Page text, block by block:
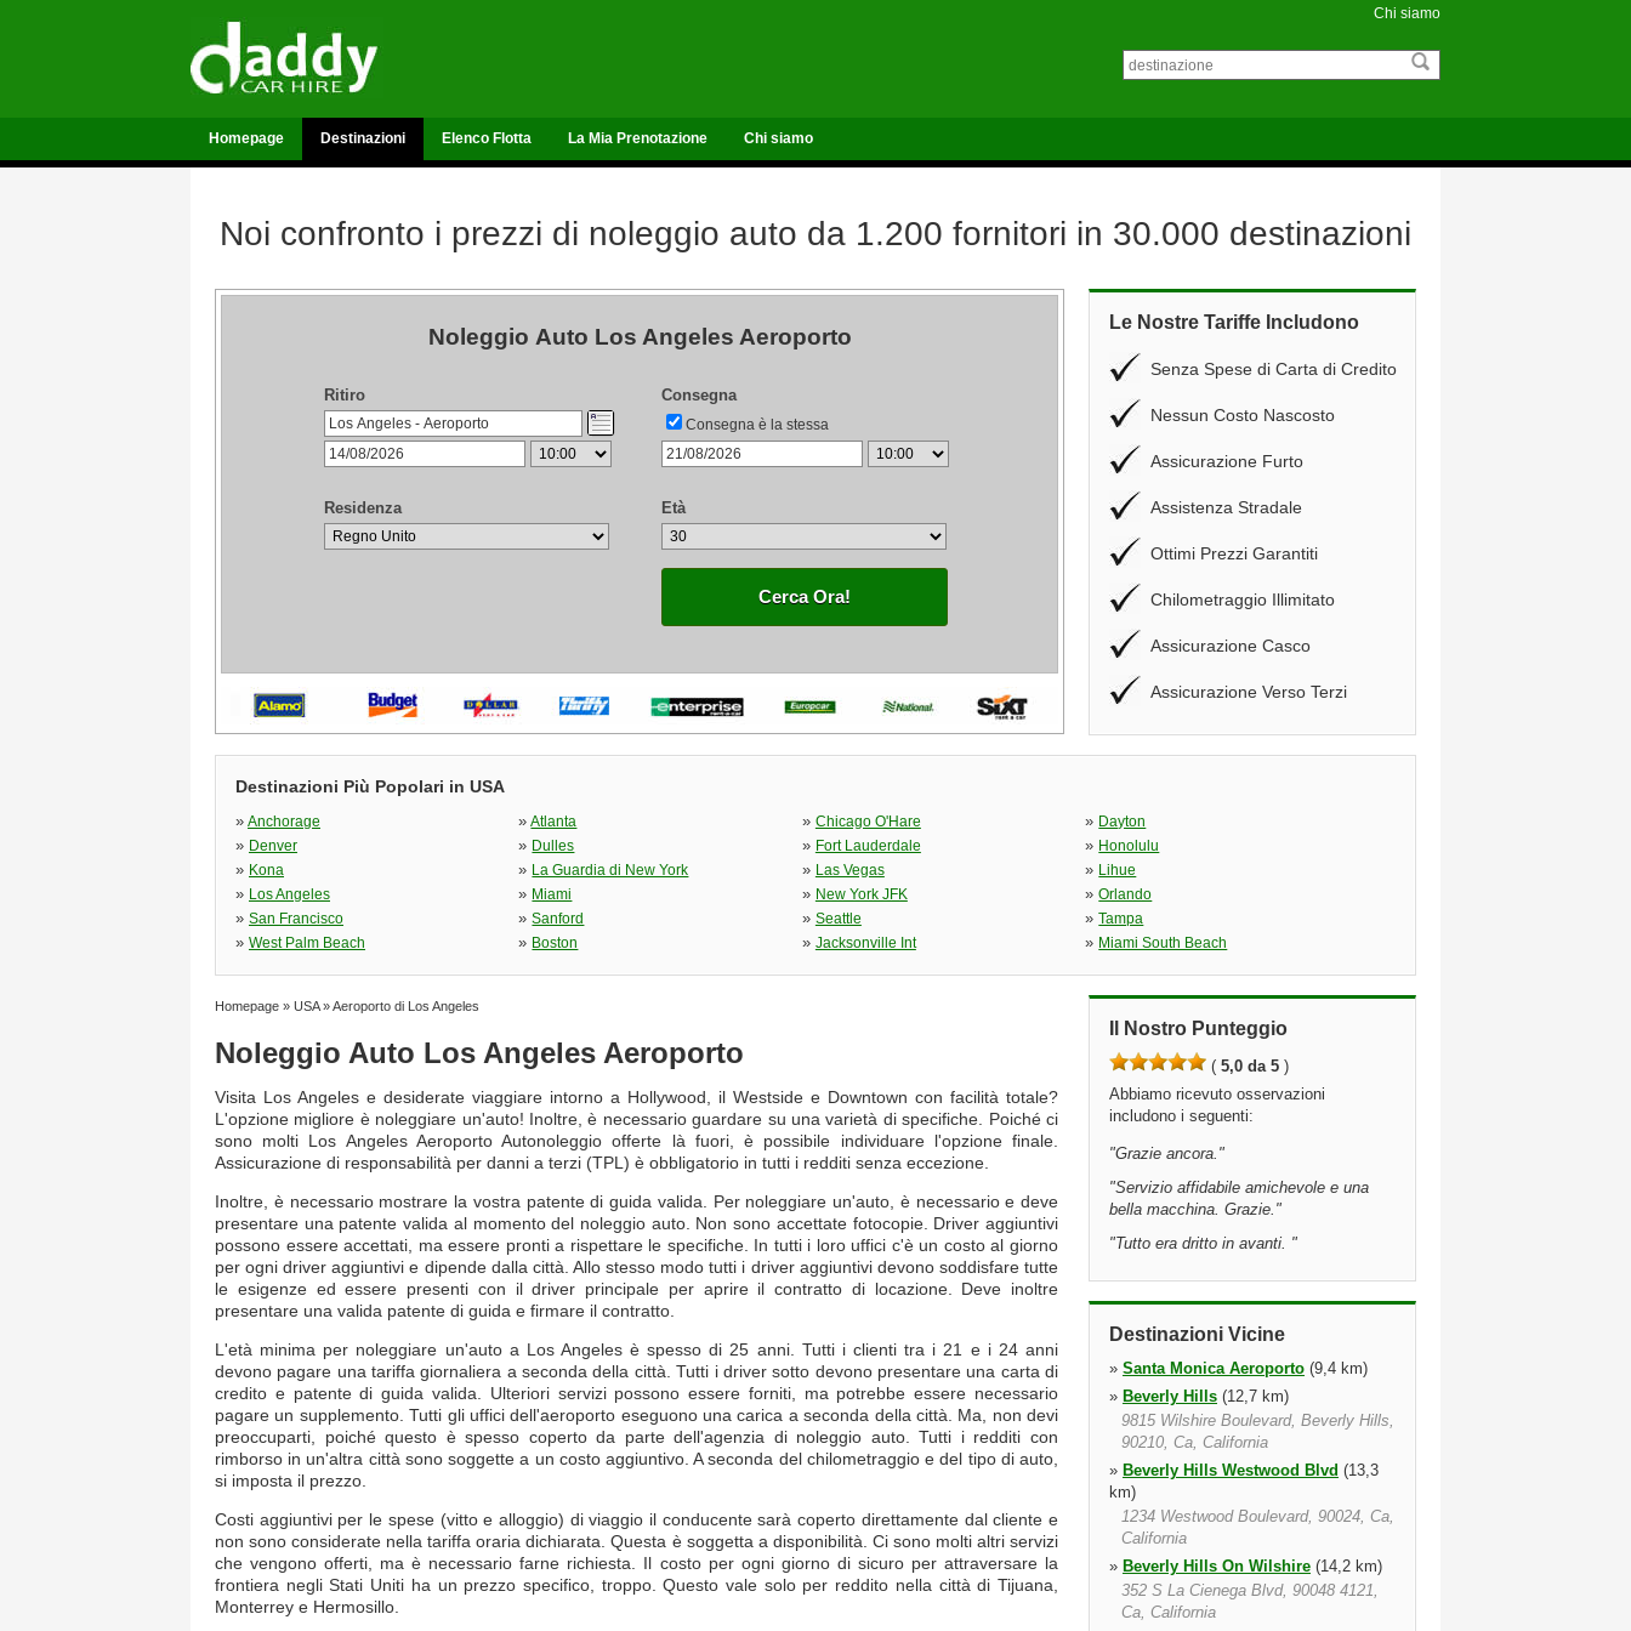
Chi siamo
Homepage Destinazioni Elenco Flotta La Mia Prenotazione Chi siamo
Noi confronto i prezzi di noleggio auto da 1.200 fornitori in 30.000 destinazioni
Noleggio Auto Los Angeles Aeroporto
Ritiro Consegna
Consegna è la stessa
Residenza Età
Cerca Ora!
Le Nostre Tariffe Includono
Senza Spese di Carta di Credito
Nessun Costo Nascosto
Assicurazione Furto
Assistenza Stradale
Ottimi Prezzi Garantiti
Chilometraggio Illimitato
Assicurazione Casco
Assicurazione Verso Terzi
Destinazioni Più Popolari in USA
» Anchorage »Atlanta » Chicago O'Hare » Dayton
» Denver » Dulles » Fort Lauderdale » Honolulu
» Kona » La Guardia di New York » Las Vegas » Lihue
» Los Angeles » Miami » New York JFK »Orlando
» San Francisco »Sanford » Seattle »Tampa
» West Palm Beach » Boston » Jacksonville Int » Miami South Beach
Homepage » USA»Aeroporto di Los Angeles
Noleggio Auto Los Angeles Aeroporto
Visita Los Angeles e desiderate viaggiare intorno a Hollywood, il Westside e Downtown con facilità totale?
L'opzione migliore è noleggiare un'auto! Inoltre, è necessario guardare su una varietà di specifiche. Poiché ci
sono molti Los Angeles Aeroporto Autonoleggio offerte là fuori, è possibile individuare l'opzione finale.
Assicurazione di responsabilità per danni a terzi (TPL) è obbligatorio in tutti i redditi senza eccezione.
Inoltre, è necessario mostrare la vostra patente di guida valida. Per noleggiare un'auto, è necessario e deve
presentare una patente valida al momento del noleggio auto. Non sono accettate fotocopie. Driver aggiuntivi
possono essere accettati, ma essere pronti a rispettare le specifiche. In tutti i loro uffici c'è un costo al giorno
per ogni driver aggiuntivi e dipende dalla città. Allo stesso modo tutti i driver aggiuntivi devono soddisfare tutte
le esigenze ed essere presenti con il driver principale per aprire il contratto di locazione. Deve inoltre
presentare una valida patente di guida e firmare il contratto.
L'età minima per noleggiare un'auto a Los Angeles è spesso di 25 anni. Tutti i clienti tra i 21 e i 24 anni
devono pagare una tariffa giornaliera a seconda della città. Tutti i driver sotto devono presentare una carta di
credito e patente di guida valida. Ulteriori servizi possono essere forniti, ma potrebbe essere necessario
pagare un supplemento. Tutti gli uffici dell'aeroporto eseguono una carica a seconda della città. Ma, non devi
preoccuparti, poiché questo è spesso coperto da parte dell'agenzia di noleggio auto. Tutti i redditi con
rimborso in un'altra città sono soggette a un costo aggiuntivo. A seconda del chilometraggio e del tipo di auto,
si imposta il prezzo.
Costi aggiuntivi per le spese (vitto e alloggio) di viaggio il conducente sarà coperto direttamente dal cliente e
non sono considerate nella tariffa oraria dichiarata. Questa è soggetta a disponibilità. Ci sono molti altri servizi
che vengono offerti, ma è necessario farne richiesta. Il costo per ogni giorno di sicuro per attraversare la
frontiera negli Stati Uniti ha un prezzo specifico, troppo. Questo vale solo per reddito nella città di Tijuana,
Monterrey e Hermosillo.
Il Nostro Punteggio
( 5,0 da 5 )
Abbiamo ricevuto osservazioni
includono i seguenti:
"Grazie ancora. "
"Servizio affidabile amichevole e una
bella macchina. Grazie. "
"Tutto era dritto in avanti. "
Destinazioni Vicine
» Santa Monica Aeroporto (9,4 km)
» Beverly Hills (12,7 km)
9815 Wilshire Boulevard, Beverly Hills,
90210, Ca, California
» Beverly Hills Westwood Blvd (13,3
km)
1234 Westwood Boulevard, 90024, Ca,
California
» Beverly Hills On Wilshire (14,2 km)
352 S La Cienega Blvd, 90048 4121,
Ca, California